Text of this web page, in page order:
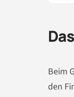
Beim
den